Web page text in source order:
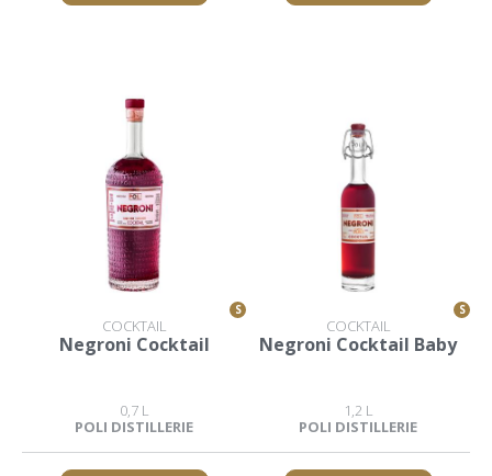
S
COCKTAIL
Negroni Cocktail
0,7 L
POLI DISTILLERIE
S
COCKTAIL
Negroni Cocktail Baby
1,2 L
POLI DISTILLERIE